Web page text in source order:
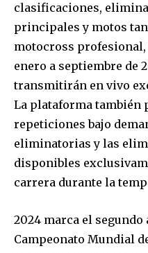
clasificaciones,
principales y motos
motocross profesional,
enero a septiembre de
transmitirán en vivo
La plataforma también
repeticiones bajo
eliminatorias y las
disponibles
carrera durante la
2024 marca el
Campeonato Mundial